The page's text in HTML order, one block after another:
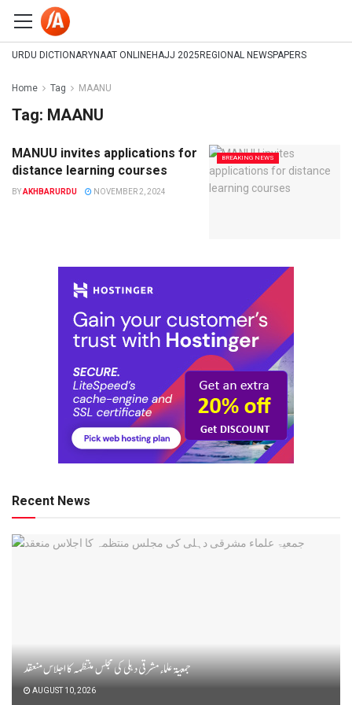
URDU DICTIONARYNAAT ONLINEHAJJ 2025 REGIONAL NEWSPAPERS
Home Tag MAANU
Tag: MAANU
BREAKING NEWS
MANUU invites applications for
distance learning courses
BYAKHBARURDU NOVEMBER 2, 2024
Recent News
جمعیۃ علماء مشرقی دہلی کی مجلس منتظمہ کا اجلاس منعقد
AUGUST 10, 2026